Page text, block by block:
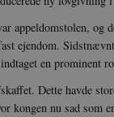
appeldomstolen, og
ejendom.
en prominent
Dette havde
kongen nu sad som
JSESSIONID
CookieScriptConsent
XSRF-TOKEN